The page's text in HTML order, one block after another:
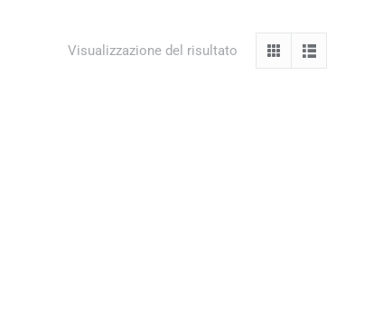
Visualizzazione del risultato